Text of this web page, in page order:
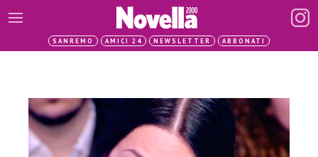
SANREMO AMICI 24 NEWSLETTER ABBONATI